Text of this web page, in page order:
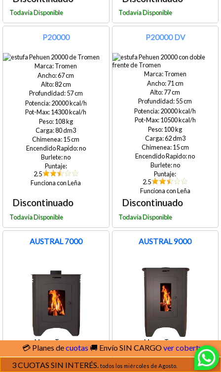
P20000
Tromen
67
82
57
20000
14300
108
80
15
no
no
2.5
Leña
P20000 DV
Tromen
71
77
55
20000
10500
100
62
15
no
no
2.5
Leña
AUSTRAL 7000
Tromen
44
54
42
AUSTRAL 9000
Tromen
47
67
42
decuotas🚚 Envío SIN CARGOver cobertura
3 CUOTAS SIN INTERÉS. todos los miércoles de Agosto.